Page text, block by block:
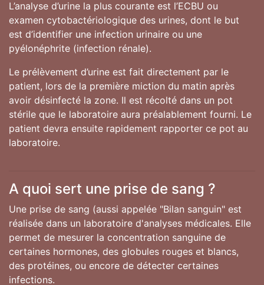
L’analyse d’urine la plus courante est l’ECBU ou
examen cytobactériologique des urines, dont le but
est d’identifier une infection urinaire ou une
pyélonéphrite (infection rénale).
Le prélèvement d’urine est fait directement par le
patient, lors de la première miction du matin après
avoir désinfecté la zone. Il est récolté dans un pot
stérile que le laboratoire aura préalablement fourni. Le
patient devra ensuite rapidement rapporter ce pot au
laboratoire.
A quoi sert une prise de sang ?
Une prise de sang (aussi appelée "Bilan sanguin" est
réalisée dans un laboratoire d'analyses médicales. Elle
permet de mesurer la concentration sanguine de
certaines hormones, des globules rouges et blancs,
des protéines, ou encore de détecter certaines
infections.